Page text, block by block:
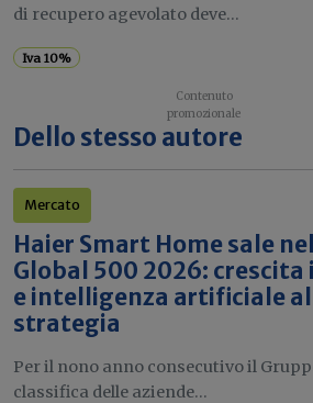
di recupero agevolato deve...
Iva 10%
Dello stesso autore
Mercato
Haier Smart Home sale
Global 500 2026:
e intelligenza artificiale
strategia
Per il nono anno consecutivo il
classifica delle aziende...